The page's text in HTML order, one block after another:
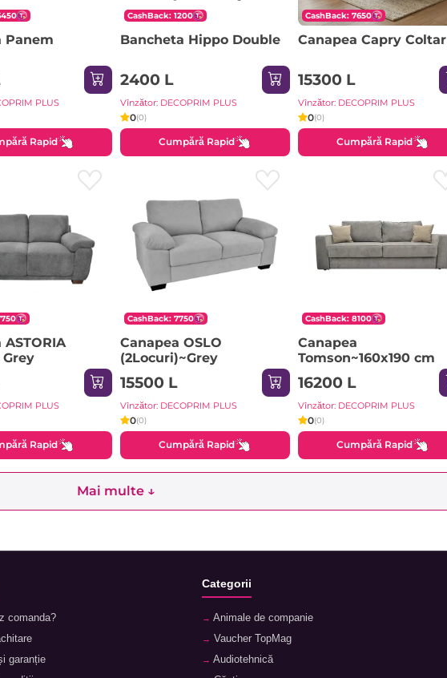
Panem
PLUS
Rapid
CashBack: 1200
Bancheta Hippo Double
2400 L
Vînzător: DECOPRIM PLUS
0(0)
Cumpără Rapid
CashBack: 7650
Canapea Capry Coltar
15300 L
Vînzător: DECOPRIM PLUS
0(0)
Cumpără Rapid
ASTORIA
Grey
PLUS
Rapid
CashBack: 7750
Canapea OSLO
(2Locuri)~Grey
15500 L
Vînzător: DECOPRIM PLUS
0(0)
Cumpără Rapid
CashBack: 8100
Canapea
Tomson~160x190 cm
16200 L
Vînzător: DECOPRIM PLUS
0(0)
Cumpără Rapid
Mai multe ↓
comanda?
garanție
Categorii
Animale de companie
Vaucher TopMag
Audiotehnică